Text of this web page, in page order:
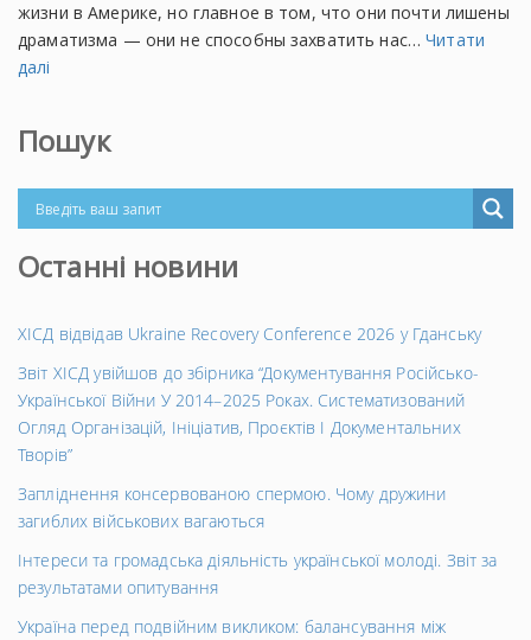
жизни в Америке, но главное в том, что они почти лишены
драматизма — они не способны захватить нас…Читати
далі
Пошук
Останні новини
ХІСД відвідав Ukraine Recovery Conference 2026 у Гданську
Звіт ХІСД увійшов до збірника “Документування Російсько-
Української Війни У 2014–2025 Роках. Систематизований
Огляд Організацій, Ініціатив, Проєктів І Документальних
Творів”
Запліднення консервованою спермою. Чому дружини
загиблих військових вагаються
Інтереси та громадська діяльність української молоді. Звіт за
результатами опитування
Україна перед подвійним викликом: балансування між